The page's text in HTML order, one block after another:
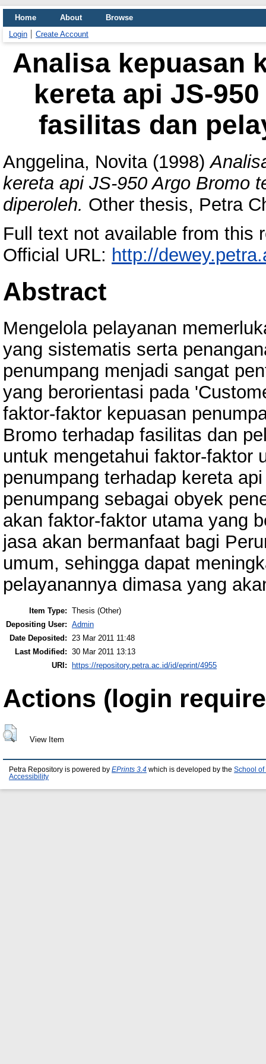
Home About
Browse
Login
Create Account
Analisa kepuasan
kereta api JS-
fasilitas dan
Anggelina, Novita(1998)
kereta api JS-950 Argo Bromo
diperoleh. Other thesis, Petra
Full text not available from this
Official URL: http://
Abstract
Mengelola pelayanan
yang sistematis serta
penumpang menjadi sangat
yang berorientasi pada
faktor-faktor kepuasan
Bromo terhadap fasilitas dan
untuk mengetahui faktor-faktor
penumpang terhadap kereta
penumpang sebagai obyek
akan faktor-faktor utama yang
jasa akan bermanfaat bagi
umum, sehingga dapat
pelayanannya dimasa yang
Item Type: Thesis (Other)
Depositing User: Admin
Date Deposited:
23 Mar 2011 11:48
Last Modified: 30 Mar 2011 13:13
URI: https://repository.petra.ac.id/id/eprint/4955
Actions (login
View Item
Petra Repository is powered by EPrints 3.4 which is developed by the School of
Accessibility